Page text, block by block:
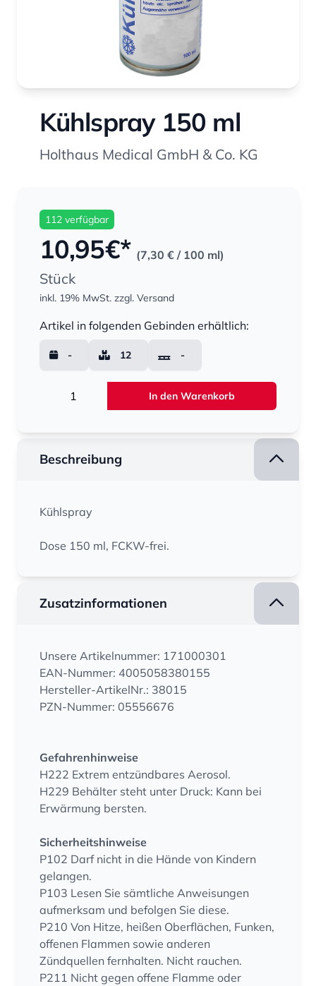
Kühlspray 150 ml
Holthaus Medical GmbH & Co. KG
112 verfügbar
10,95€* (7,30 € / 100 ml)
Stück
inkl. 19% MwSt. zzgl. Versand
Artikel in folgenden Gebinden erhältlich:
- 12 -
In den Warenkorb
Beschreibung
Kühlspray
Dose 150 ml, FCKW-frei.
Zusatzinformationen
Unsere Artikelnummer: 171000301
EAN-Nummer: 4005058380155
Hersteller-ArtikelNr.: 38015
PZN-Nummer: 05556676
Gefahrenhinweise
H222 Extrem entzündbares Aerosol.
H229 Behälter steht unter Druck: Kann bei
Erwärmung bersten.
Sicherheitshinweise
P102 Darf nicht in die Hände von Kindern
gelangen.
P103 Lesen Sie sämtliche Anweisungen
aufmerksam und befolgen Sie diese.
P210 Von Hitze, heißen Oberflächen, Funken,
offenen Flammen sowie anderen
Zündquellen fernhalten. Nicht rauchen.
P211 Nicht gegen offene Flamme oder